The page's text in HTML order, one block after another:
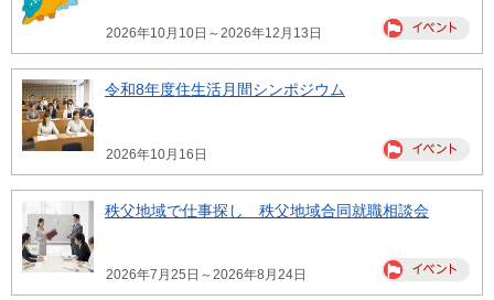
2026年10月10日～2026年12月13日
令和8年度住生活月間シンポジウム
2026年10月16日
秩父地域で仕事探し 秩父地域合同就職相談会
2026年7月25日～2026年8月24日